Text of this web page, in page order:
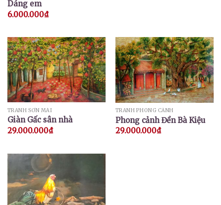
Dáng em
6.000.000₫
TRANH SƠN MÀI
Giàn Gấc sân nhà
29.000.000₫
TRANH PHONG CẢNH
Phong cảnh Đền Bà Kiệu
29.000.000₫